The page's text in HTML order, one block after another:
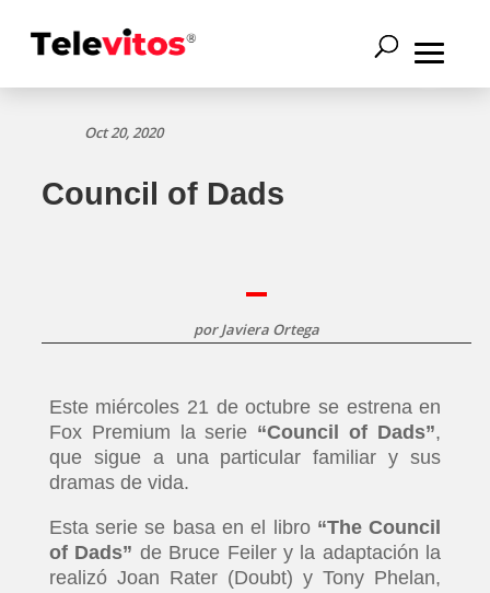
Oct 20, 2020
Council of Dads
porJaviera Ortega
Este miércoles 21 de octubre se estrena en
Fox Premium la serie “Council of Dads”,
que sigue a una particular familiar y sus
dramas de vida.
Esta serie se basa en el libro “The Council
of Dads” de Bruce Feiler y la adaptación la
realizó Joan Rater (Doubt) y Tony Phelan,